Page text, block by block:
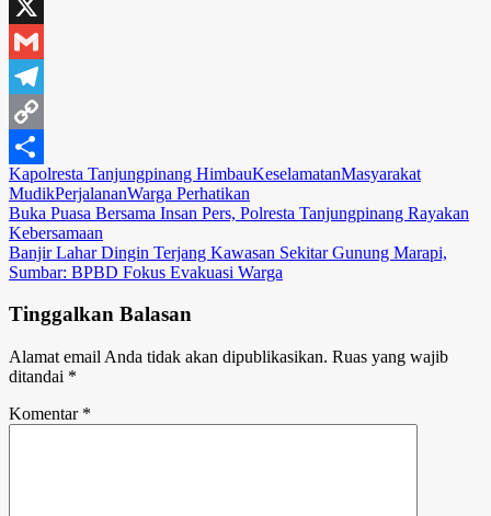
Email
X
Gmail
Telegram
Copy
Link
Share
Kapolresta Tanjungpinang HimbauKeselamatanMasyarakat
MudikPerjalananWarga Perhatikan
Navigasi
pos
Buka Puasa Bersama Insan Pers, Polresta Tanjungpinang Rayakan
Kebersamaan
Banjir Lahar Dingin Terjang Kawasan Sekitar Gunung Marapi,
Sumbar: BPBD Fokus Evakuasi Warga
Tinggalkan Balasan
Alamat email Anda tidak akan dipublikasikan. Ruas yang wajib
ditandai *
Komentar *